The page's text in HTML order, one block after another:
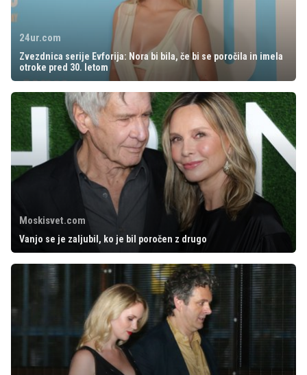
24ur.com
Zvezdnica serije Evforija: Nora bi bila, če bi se poročila in imela
otroke pred 30. letom
Moskisvet.com
Vanjo se je zaljubil, ko je bil poročen z drugo